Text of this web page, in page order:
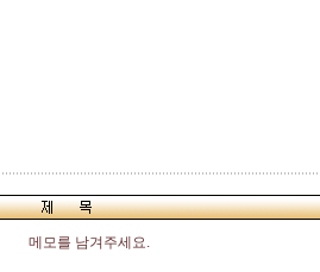
메모를 남겨주세요.